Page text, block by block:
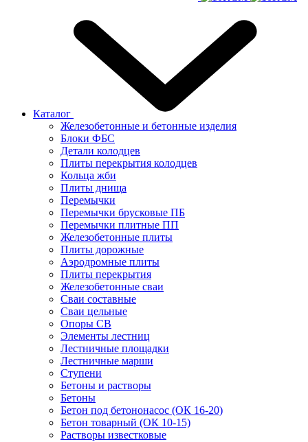
Каталог
Железобетонные и бетонные изделия
Блоки ФБС
Детали колодцев
Плиты перекрытия колодцев
Кольца жби
Плиты днища
Перемычки
Перемычки брусковые ПБ
Перемычки плитные ПП
Железобетонные плиты
Плиты дорожные
Аэродромные плиты
Плиты перекрытия
Железобетонные сваи
Сваи составные
Сваи цельные
Опоры СВ
Элементы лестниц
Лестничные площадки
Лестничные марши
Ступени
Бетоны и растворы
Бетоны
Бетон под бетононасос (ОК 16-20)
Бетон товарный (ОК 10-15)
Растворы известковые